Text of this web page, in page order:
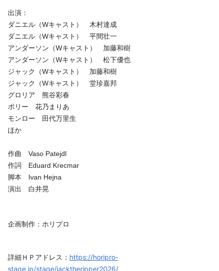
出演：
ダニエル（Wキャスト） 木村達成
ダニエル（Wキャスト） 平間壮一
アンダーソン（Wキャスト） 加藤和樹
アンダーソン（Wキャスト） 松下優也
ジャック（Wキャスト） 加藤和樹
ジャック（Wキャスト） 堂珍嘉邦
グロリア 熊谷彩春
ポリー 花乃まりあ
モンロー 田代万里生
ほか
作曲 Vaso Patejdl
作詞 Eduard Krecmar
脚本 Ivan Hejna
演出 白井晃
企画制作：ホリプロ
詳細ＨＰアドレス： https://horipro-
stage.jp/stage/jacktheripper2026/